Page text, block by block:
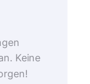
Keine